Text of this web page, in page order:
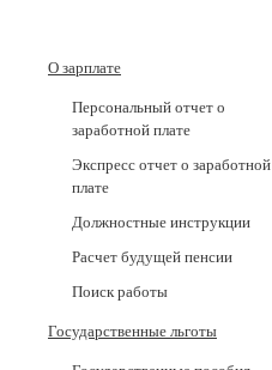
О зарплате
Персональный отчет о
заработной плате
Экспресс отчет о заработной
плате
Должностные инструкции
Расчет будущей пенсии
Поиск работы
Государственные льготы